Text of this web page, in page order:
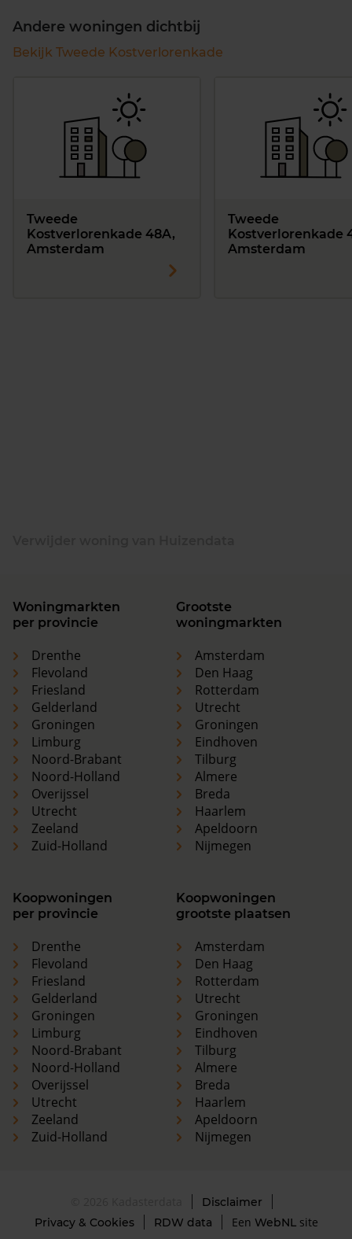
Andere woningen dichtbij
Bekijk Tweede Kostverlorenkade
Tweede
Kostverlorenkade 48A,
Amsterdam
Tweede
Kostverlorenkade
Amsterdam
Woningmarkten
per provincie
Drenthe
Flevoland
Friesland
Gelderland
Groningen
Limburg
Noord-Brabant
Noord-Holland
Overijssel
Utrecht
Zeeland
Zuid-Holland
Grootste
woningmarkten
Amsterdam
Den Haag
Rotterdam
Utrecht
Groningen
Eindhoven
Tilburg
Almere
Breda
Haarlem
Apeldoorn
Nijmegen
Koopwoningen
per provincie
Drenthe
Flevoland
Friesland
Gelderland
Groningen
Limburg
Noord-Brabant
Noord-Holland
Overijssel
Utrecht
Zeeland
Zuid-Holland
Koopwoningen
grootste plaatsen
Amsterdam
Den Haag
Rotterdam
Utrecht
Groningen
Eindhoven
Tilburg
Almere
Breda
Haarlem
Apeldoorn
Nijmegen
Disclaimer
Privacy & Cookies
RDW data Een WebNLsite